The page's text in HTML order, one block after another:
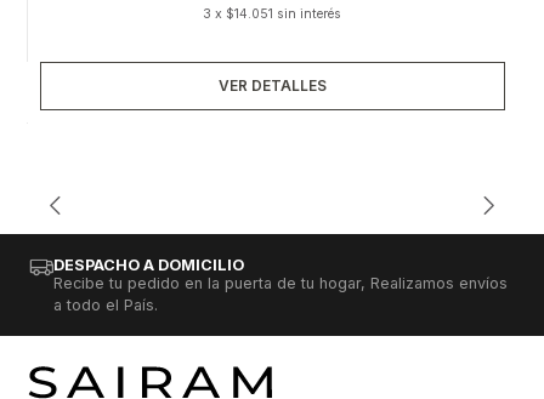
3 x $14.051 sin interés
VER DETALLES
DESPACHO A DOMICILIO
Recibe tu pedido en la puerta de tu hogar, Realizamos envíos
a todo el País.